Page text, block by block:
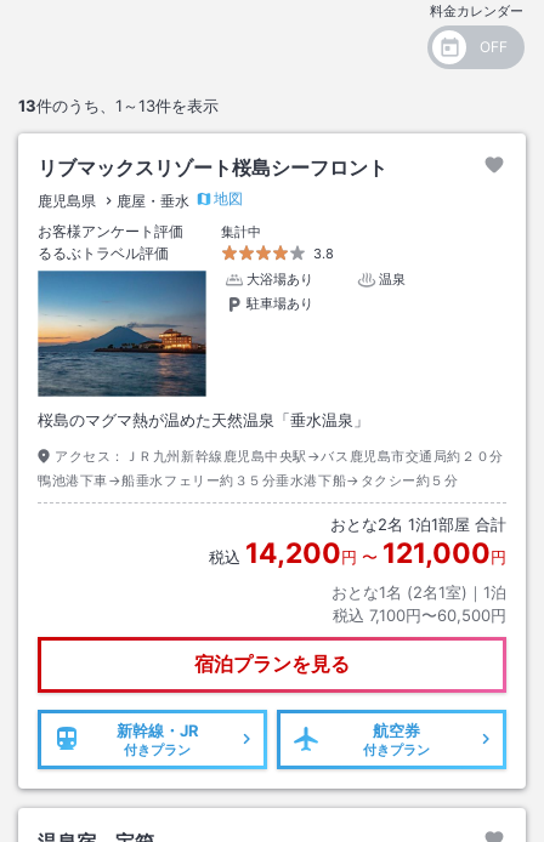
料金カレンダー
13件のうち、 1～13件を表示
リブマックスリゾート桜島シーフロント
鹿児島県 鹿屋・垂水
地図
お客様アンケート評価
集計中
るるぶトラベル評価
3.8
大浴場あり
温泉
駐車場あり
桜島のマグマ熱が温めた天然温泉「垂水温泉」
アクセス：
ＪＲ九州新幹線鹿児島中央駅→バス鹿児島市交通局約２０分
鴨池港下車→船垂水フェリー約３５分垂水港下船→タクシー約５分
おとな2名 1泊1部屋 合計
税込 14,200円 〜 121,000円
おとな1名 (2名1室)｜ 1泊
税込 7,100円〜60,500円
宿泊プランを見る
新幹線・JR
付きプラン
航空券
付きプラン